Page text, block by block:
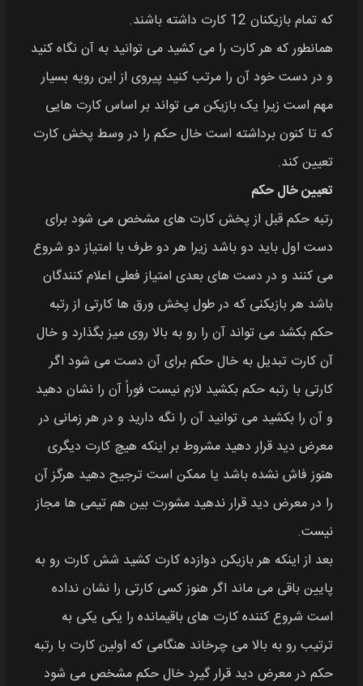
که تمام بازیکنان 12 کارت داشته باشند.
همانطور که هر کارت را می‌ کشید می‌ توانید به آن نگاه کنید
و در دست خود آن را مرتب کنید پیروی از این رویه بسیار
مهم است زیرا یک بازیکن می‌ تواند بر اساس کارت‌ هایی
که تا کنون برداشته است خال حکم را در وسط پخش کارت
تعیین کند.
تعیین خال حکم
رتبه حکم قبل از پخش کارت‌ های مشخص می‌ شود برای
دست اول باید دو باشد زیرا هر دو طرف با امتیاز دو شروع
می‌ کنند و در دست‌ های بعدی امتیاز فعلی اعلام کنندگان
باشد هر بازیکنی که در طول پخش ورق‌ ها کارتی از رتبه
حکم بکشد می‌ تواند آن را رو به بالا روی میز بگذارد و خال
آن کارت تبدیل به خال حکم برای آن دست می‌ شود اگر
کارتی با رتبه حکم بکشید لازم نیست فوراً آن را نشان دهید
و آن را بکشید می‌ توانید آن را نگه دارید و در هر زمانی در
معرض دید قرار دهید مشروط بر اینکه هیچ کارت دیگری
هنوز فاش نشده باشد یا ممکن است ترجیح دهید هرگز آن
را در معرض دید قرار ندهید مشورت بین هم‌ تیمی‌ ها مجاز
نیست.
بعد از اینکه هر بازیکن دوازده کارت کشید شش کارت رو به
پایین باقی می‌ ماند اگر هنوز کسی کارتی را نشان نداده
است شروع کننده کارت‌ های باقیمانده را یکی یکی به
ترتیب رو به بالا می‌ چرخاند هنگامی که اولین کارت با رتبه
حکم در معرض دید قرار گیرد خال حکم مشخص می‌ شود